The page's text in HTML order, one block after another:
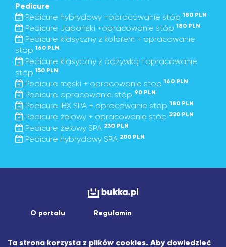
Pedicure
Pedicure hybrydowy +opracowanie stóp 180 PLN
Pedicure Japoński +opracowanie stóp 180 PLN
Pedicure klasyczny z kolorem + opracowanie
stop 160 PLN
Pedicure klasyczny z odżywką +opracowanie
stóp 150 PLN
Pedicure męski + opracowanie stop 160 PLN
Pedicure opracowanie stóp 90 PLN
Pedicure IBX SPA + opracowanie stóp 180 PLN
Pedicure żelowy + opracowanie stóp 220 PLN
Pedicure żelowy SPA 230 PLN
Pedicure hybrydowy SPA 200 PLN
O portalu Regulamin
Ta strona korzysta z plików cookies. Aby dowiedzieć